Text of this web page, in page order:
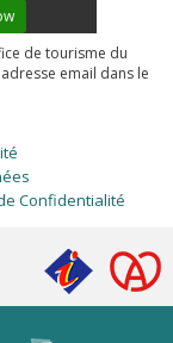
de tourisme du
email dans le
Confidentialité